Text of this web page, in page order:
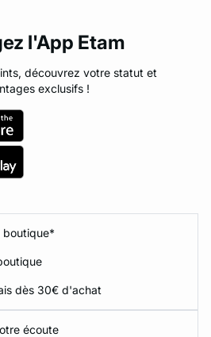
l'App Etam
découvrez votre statut et
exclusifs !
boutique*
dès 30€ d'achat
écoute